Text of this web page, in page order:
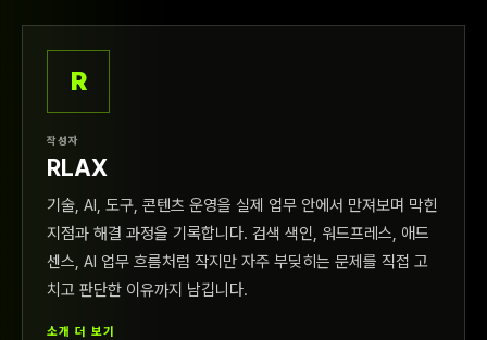
R
작성자
RLAX
기술, AI, 도구, 콘텐츠 운영을 실제 업무 안에서 만져보며 막힌
지점과 해결 과정을 기록합니다. 검색 색인, 워드프레스, 애드
센스, AI 업무 흐름처럼 작지만 자주 부딪히는 문제를 직접 고
치고 판단한 이유까지 남깁니다.
소개 더 보기